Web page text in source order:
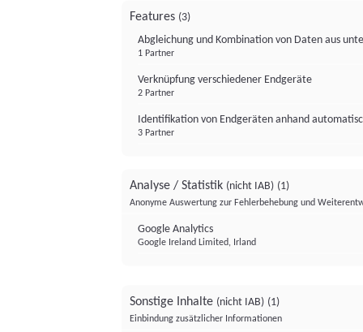
Features (3)
Abgleichung und Kombination von Daten aus
1 Partner
Verknüpfung verschiedener Endgeräte
2 Partner
Identifikation von Endgeräten anhand
3 Partner
Analyse / Statistik (nicht IAB) (1)
Anonyme Auswertung zur Fehlerbehebung und
Google Analytics
Google Ireland Limited, Irland
Sonstige Inhalte (nicht IAB) (1)
Einbindung zusätzlicher Informationen